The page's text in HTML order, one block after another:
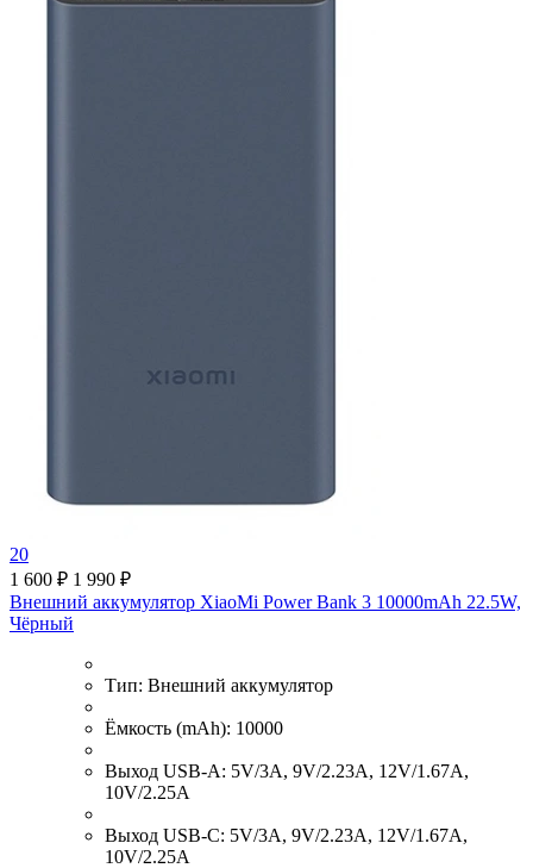
20
1 600 ₽ 1 990 ₽
Внешний аккумулятор XiaoMi Power Bank 3 10000mAh 22.5W,
Чёрный
Тип: Внешний аккумулятор
Ёмкость (mAh): 10000
Выход USB-A: 5V/3A, 9V/2.23A, 12V/1.67A,
10V/2.25A
Выход USB-C: 5V/3A, 9V/2.23A, 12V/1.67A,
10V/2.25A